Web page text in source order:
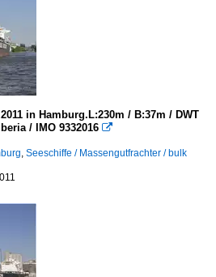
in Hamburg.L:230m / B:37m / DWT
/ IMO 9332016 
, Seeschiffe / Massengutfrachter / bulk